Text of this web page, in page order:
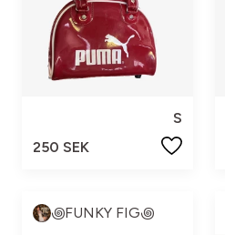
S
250 SEK
꩜FUNKY FIG꩜